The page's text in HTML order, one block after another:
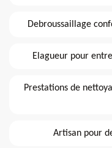
Debroussaillage
Elagueur pour
Prestations de
Artisan pour